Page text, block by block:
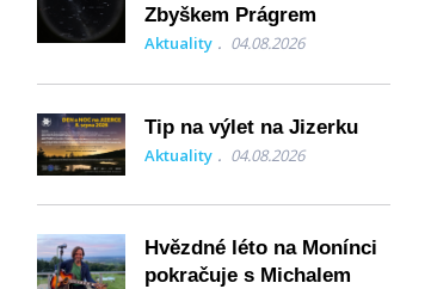
Zbyškem Prágrem
Aktuality 04.08.2026
Tip na výlet na Jizerku
Aktuality 04.08.2026
Hvězdné léto na Monínci
pokračuje s Michalem